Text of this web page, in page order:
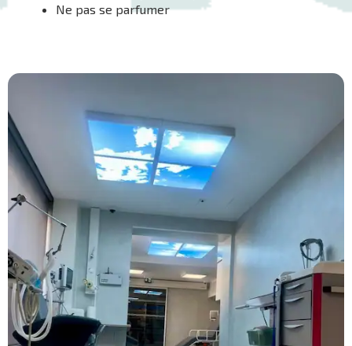
Ne pas se parfumer